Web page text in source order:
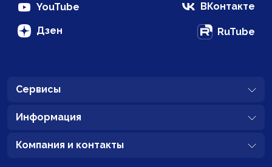
YouTube ВКонтакте
Дзен RuTube
Сервисы
Информация
Компания и контакты